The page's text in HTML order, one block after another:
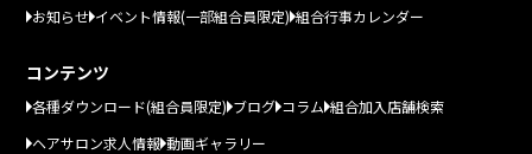
お知らせ イベント情報(一部組合員限定) 組合行事カレンダー
コンテンツ
各種ダウンロード(組合員限定) ブログ コラム 組合加入店舗検索
ヘアサロン求人情報 動画ギャラリー